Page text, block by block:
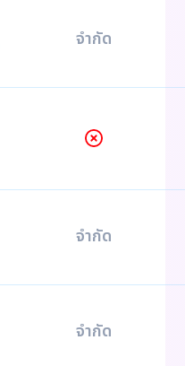
จำกัด
จำกัด
จำกัด